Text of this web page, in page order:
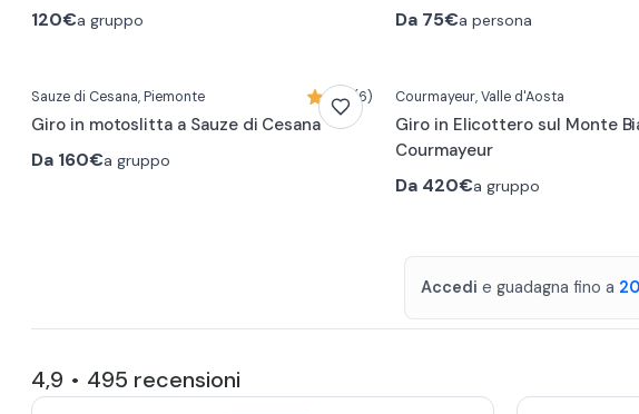
120€a gruppo Da 75€a persona
Sauze di Cesana, Piemonte 5,0 (6)
Giro in motoslitta a Sauze di Cesana
Da 160€a gruppo
0:30
Courmayeur, Valle d'Aosta
Giro in Elicottero sul Monte
Courmayeur
Da 420€a gruppo
Accedi e guadagna fino a
4,9 • 495 recensioni